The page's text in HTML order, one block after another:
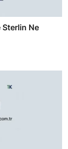
Sterlin Ne